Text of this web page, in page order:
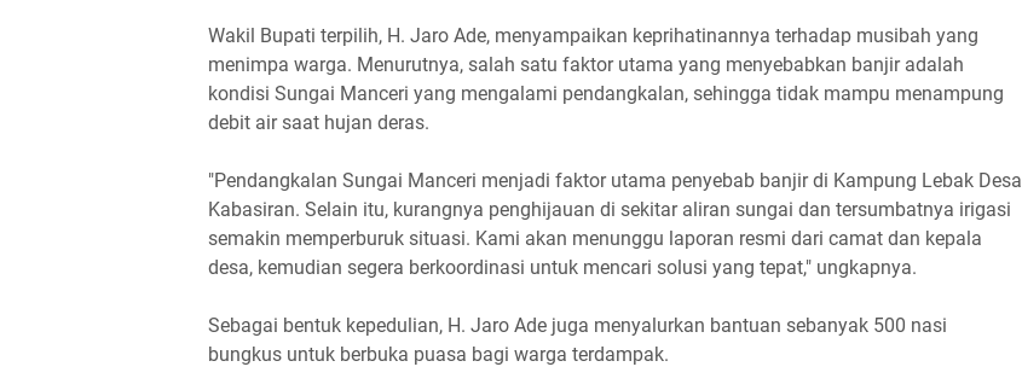
Wakil Bupati terpilih, H. Jaro Ade, menyampaikan keprihatinannya terhadap musibah yang
menimpa warga. Menurutnya, salah satu faktor utama yang menyebabkan banjir adalah
kondisi Sungai Manceri yang mengalami pendangkalan, sehingga tidak mampu menampung
debit air saat hujan deras.
"Pendangkalan Sungai Manceri menjadi faktor utama penyebab banjir di Kampung Lebak Desa
Kabasiran. Selain itu, kurangnya penghijauan di sekitar aliran sungai dan tersumbatnya irigasi
semakin memperburuk situasi. Kami akan menunggu laporan resmi dari camat dan kepala
desa, kemudian segera berkoordinasi untuk mencari solusi yang tepat," ungkapnya.
Sebagai bentuk kepedulian, H. Jaro Ade juga menyalurkan bantuan sebanyak 500 nasi
bungkus untuk berbuka puasa bagi warga terdampak.